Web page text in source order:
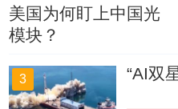
美国为何盯上中国光
模块？
3 “AI双